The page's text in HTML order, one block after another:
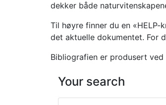
dekker både
Til høyre finner du en
det aktuelle dokumentet. For
Bibliografien er produsert ved
Your search